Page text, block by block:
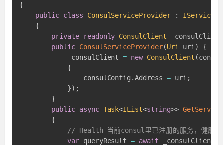
{
public class ConsulServiceProvider :
{
private
readonly ConsulClient _consulClient
public ConsulServiceProvider(Uri uri )
{
            _consulClient
= new ConsulClient (
{
                consulConfig
.Address = uri ;
}) ;
}
public async Task<IList<string>>
{
// Health 当前consul里已注册的服务，健康检
var queryResult = await _consulClient